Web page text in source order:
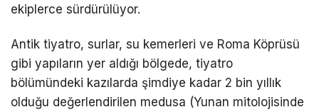
ekiplerce sürdürülüyor.
Antik tiyatro, surlar, su kemerleri ve Roma Köprüsü
gibi yapıların yer aldığı bölgede, tiyatro
bölümündeki kazılarda şimdiye kadar 2 bin yıllık
olduğu değerlendirilen medusa (Yunan mitolojisinde